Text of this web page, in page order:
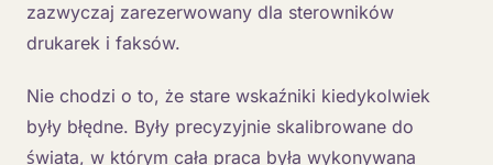
zazwyczaj zarezerwowany dla sterowników
drukarek i faksów.
Nie chodzi o to, że stare wskaźniki kiedykolwiek
były błędne. Były precyzyjnie skalibrowane do
świata, w którym cała praca była wykonywana